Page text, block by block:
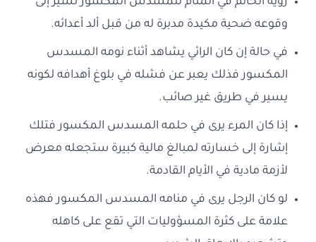
رؤية الحالم في المنام للمسدس المكسور تشير إلى
وقوعه ضحية مكيدة مدبرة له من قبل ألد أعدائه.
في حالة إن كان الرائي يشاهد أثناء نومه المسدس
المكسور فذلك يعبر عن فشله في بلوغ أهدافه لكونه
يسير في طريق غير صائب.
إذا كان المرء يرى في حلمه المسدس المكسور فتلك
إشارة إلى خسارته لمبالغ مالية كبيرة ستجعله معرض
لأزمة مادية في الأيام القادمة.
لو كان الرجل يرى في منامه المسدس المكسور فهذه
علامة على كثرة المسؤوليات التي تقع على كاهله